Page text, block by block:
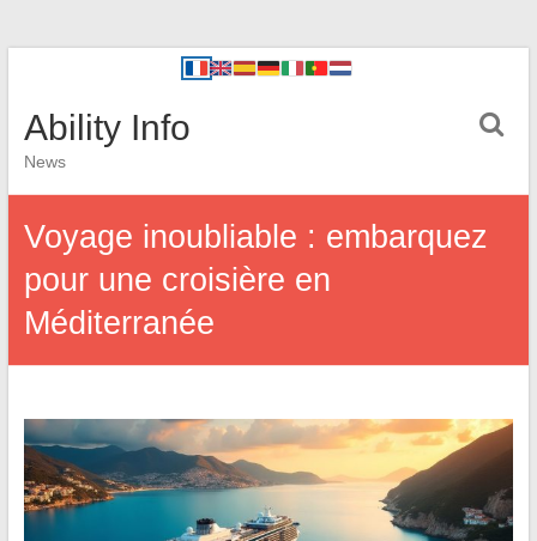
Ability Info
News
Voyage inoubliable : embarquez
pour une croisière en
Méditerranée